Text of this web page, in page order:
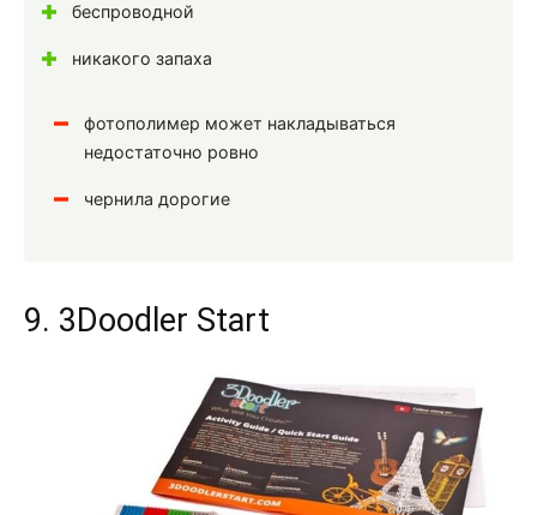
беспроводной
никакого запаха
фотополимер может накладываться
недостаточно ровно
чернила дорогие
9. 3Doodler Start